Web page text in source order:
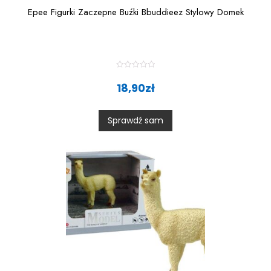
Epee Figurki Zaczepne Buźki Bbuddieez Stylowy Domek
0
o
u
t
5
18,90zł
Sprawdź sam